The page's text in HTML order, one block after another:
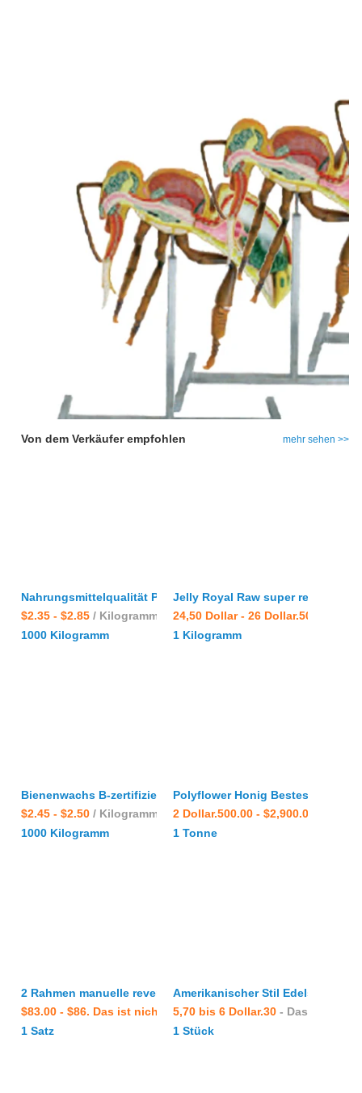
mehr sehen >>
Von dem Verkäufer empfohlen
Nahrungsmittelqualität Premium A biologisches
$2.35 - $2.85 / Kilogramm
1000 Kilogramm
Jelly Royal Raw super rein frisch
24,50 Dollar - 26 Dollar.50
1 Kilogramm
Bienenwachs B-zertifiziertes natürliches, organisches
$2.45 - $2.50 / Kilogramm
1000 Kilogramm
Polyflower Honig Bestes
2 Dollar.500.00 - $2,900.00
1 Tonne
2 Rahmen manuelle reversible Radial Bienenhonig
$83.00 - $86. Das ist nicht gut.00 - Setzt.
1 Satz
Amerikanischer Stil Edelstahl
5,70 bis 6 Dollar.30 - Das ist ein
1 Stück